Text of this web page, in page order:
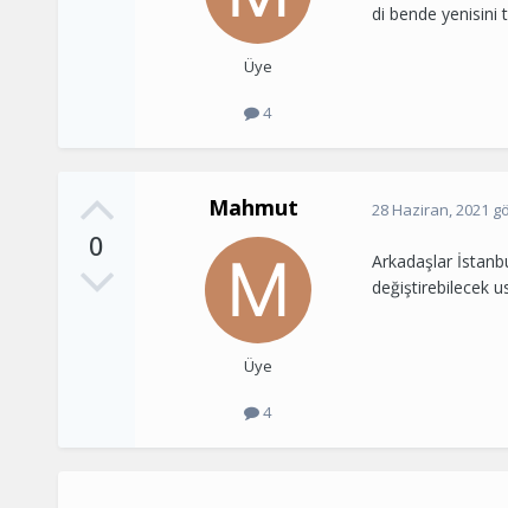
Üye
4
di bende yenisini
0
Mahmut
Üye
4
28 Haziran, 2021
Arkadaşlar
değiştirebilecek